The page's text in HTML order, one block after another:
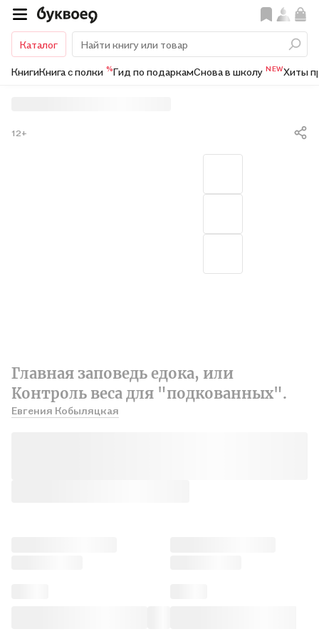
Каталог
КнигиКнига с полки %Гид по подаркамСнова в школу NEWХиты
Главная заповедь едока, или
Контроль веса для "подкованных".
Евгения Кобыляцкая
12+